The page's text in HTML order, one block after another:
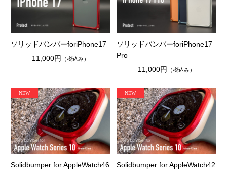
ソリッドバンパーforiPhone17
11,000円 （税込み）
ソリッドバンパーforiPhone17
Pro
11,000円
（税込み）
Solidbumper for AppleWatch46
Solidbumper for AppleWatch42